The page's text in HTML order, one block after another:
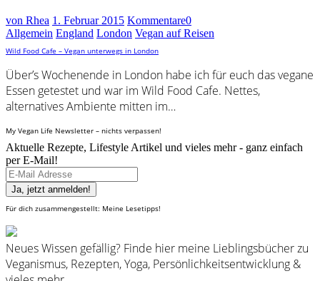
von Rhea 1. Februar 2015 Kommentare0
Allgemein England London Vegan auf Reisen
Wild Food Cafe – Vegan unterwegs in London
Über’s Wochenende in London habe ich für euch das vegane
Essen getestet und war im Wild Food Cafe. Nettes,
alternatives Ambiente mitten im…
My Vegan Life Newsletter – nichts verpassen!
Aktuelle Rezepte, Lifestyle Artikel und vieles mehr - ganz einfach
per E-Mail!
Für dich zusammengestellt: Meine Lesetipps!
Neues Wissen gefällig? Finde hier meine Lieblingsbücher zu
Veganismus, Rezepten, Yoga, Persönlichkeitsentwicklung &